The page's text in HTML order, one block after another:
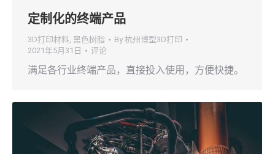
定制化的终端产品
3D打印材料, 黑色树脂 By 杭州博型3D打印
2021年5月31日
评论
满足各行业终端产品，直接投入使用，方便快捷。